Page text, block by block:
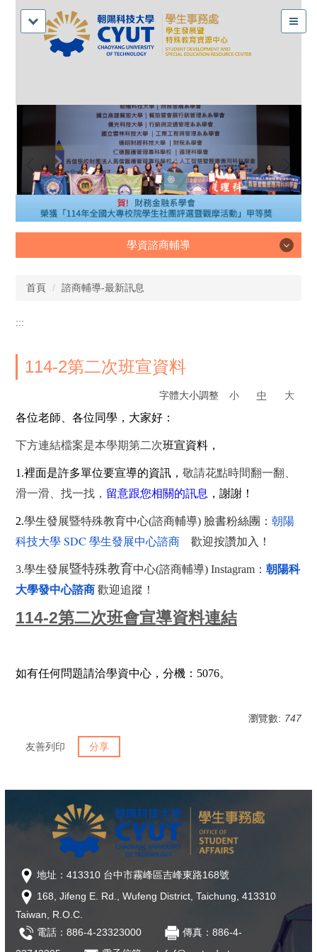
學資諮商輔導
學資諮商輔導
首頁 諮商輔導-最新訊息
:::
114-2第二次班宣資料
字體大小調整 小 中 大
各位老師、各位同學，大家好：
下方連結檔案是本學期第二次班宣資料，
1.裡面是許多單位要宣導的資訊， 敬請花點時間翻一翻、
滑一滑、找一找， 留意跟您相關的訊息 ， 謝謝！
2.學生發展暨特殊教育中心(諮商輔導) 臉書粉絲團： 朝陽
科技大學 SDC 學生發展中心諮商 歡迎按讚加入！
3.學生發展暨特殊教育中心(諮商輔導) Instagram ： 朝陽科
大學發中心諮商 歡迎追蹤！
114-2第二次班會宣導資料連結
如有任何問題請洽學資中心，分機： 5076。
瀏覽數: 747
友善列印 分享
地址：413310 台中市霧峰區吉峰東路168號
168, Jifeng E. Rd., Wufeng District, Taichung, 413310
Taiwan, R.O.C.
電話：886-4-23323000
傳真：886-4-